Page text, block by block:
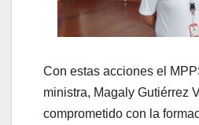
Con estas acciones el
ministra, Magaly Gutiérrez
comprometido con la